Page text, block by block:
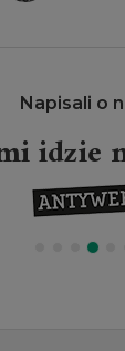
Napisali o
idzie